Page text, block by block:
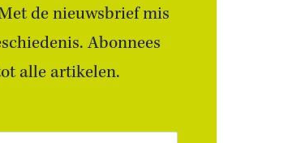
de nieuwsbrief mis
Abonnees
alle artikelen.